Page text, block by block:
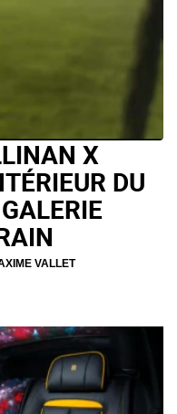
X
DU
VALLET